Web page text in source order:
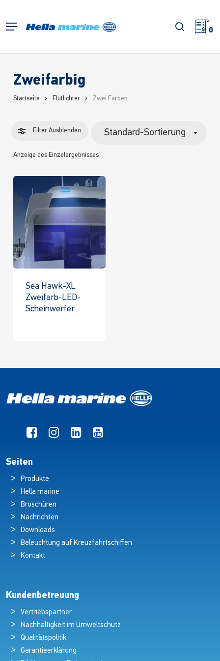
springen
Menü Suche
0
Zweifarbig
Startseite Flutlichter Zwei Farben
Filter Ausblenden
Anzeige des Einzelergebnisses
Standard-Sortierung
Filter
Sea Hawk-XL
Zweifarb-LED-
Scheinwerfer
Seiten
Produkte
Hella marine
Broschüren
Nachrichten
Downloads
Beleuchtung auf Kreuzfahrtschiffen
Kontakt
Kundenbetreuung
Vertriebspartner
Nachhaltigkeit im Umweltschutz
Qualitätspolitik
Garantieerklärung